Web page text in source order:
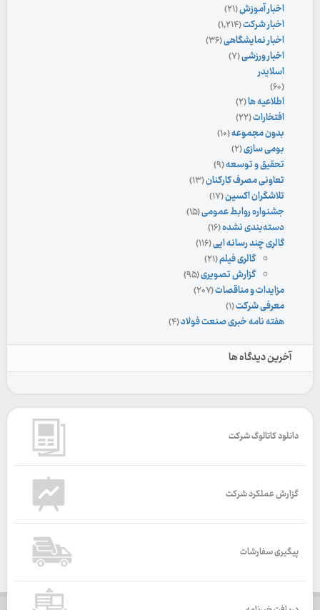
اخبار آموزش(۲۱)
اخبار شرکت(۱,۲۱۴)
اخبار نمایشگاهی(۳۶)
اخبار ورزشی(۷)
اسلایدر
(۶۰)
اطلاعیه ها(۲)
افتخارات(۲۲)
بدون مجموعه(۱۰)
بومی سازی(۲)
تحقیق و توسعه(۹)
تعاونی مصرف کارکنان(۱۳)
تلاشگران اکسین(۱۷)
جشنواره روابط عمومی(۱۵)
دسته‌بندی نشده(۱۶)
گالری چند رسانه ایی(۱۱۶)
گالری فیلم(۲۱)
گزارش تصویری(۹۵)
مزایدات و مناقصات(۲۰۷)
معرفی شرکت(۱)
هفته نامه خبری صنعت فولاد(۴)
آخرین دیدگاه ها
دانلود کاتالوگ شرکت
گزارش عملکرد شرکت
پیگیری سفارشات